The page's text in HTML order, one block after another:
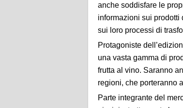
anche soddisfare le
informazioni sui prodotti
sui loro processi di
Protagoniste
una vasta gamma di
frutta al vino. Saranno
regioni, che porteranno
Parte integrante del